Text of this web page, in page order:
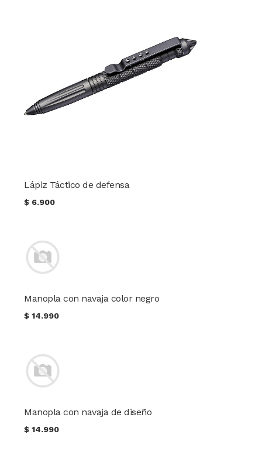
Lápiz Táctico de defensa
$ 6.900
Manopla con navaja color negro
$14.990
Manopla con navaja de diseño
$14.990